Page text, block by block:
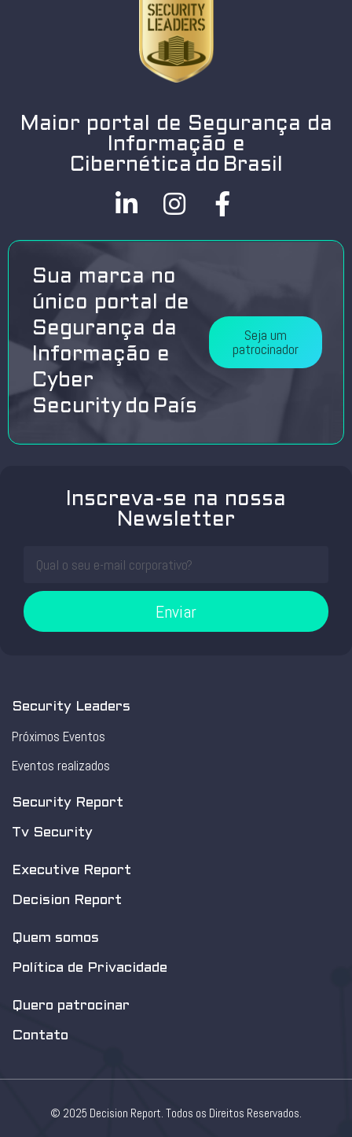
Maior portal de Segurança da
Informação e
Cibernética do Brasil
Sua marca no
único portal de
Segurança da
Informação e
Cyber
Security do País
Seja um
patrocinador
Inscreva-se na nossa
Newsletter
Enviar
Security Leaders
Próximos Eventos
Eventos realizados
Security Report
Tv Security
Executive Report
Decision Report
Quem somos
Política de Privacidade
Quero patrocinar
Contato
© 2025 Decision Report. Todos os Direitos Reservados.